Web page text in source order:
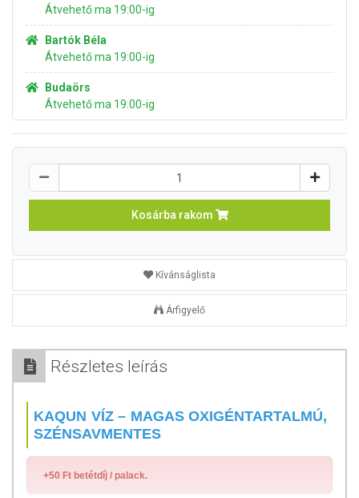
Átvehető ma 19:00-ig
Bartók Béla
Átvehető ma 19:00-ig
Budaörs
Átvehető ma 19:00-ig
Kosárba rakom
Kívánságlista
Árfigyelő
Részletes leírás
KAQUN VÍZ – MAGAS OXIGÉNTARTALMÚ,
SZÉNSAVMENTES
+50 Ft betétdíj / palack.